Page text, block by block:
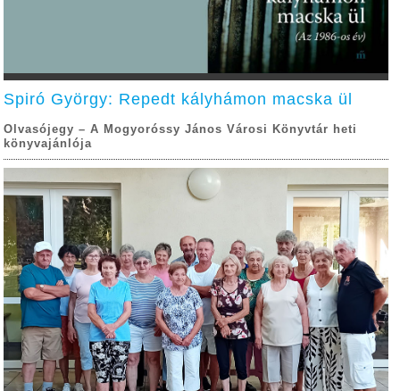
Spiró György: Repedt kályhámon macska ül
Olvasójegy – A Mogyoróssy János Városi Könyvtár heti
könyvajánlója